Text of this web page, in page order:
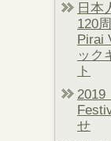
日本
120
Pirai
ック
ト
せ